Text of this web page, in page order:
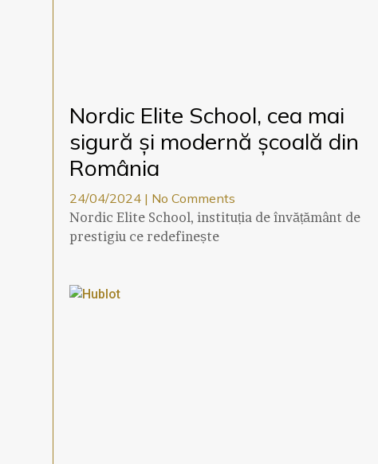
Nordic Elite School, cea mai
sigură și modernă școală din
România
24/04/2024
No Comments
Nordic Elite School, instituția de învățământ de
prestigiu ce redefinește